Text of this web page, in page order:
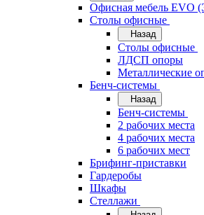
Офисная мебель EVO
Cтолы офисные
Назад
Cтолы офисные
ЛДСП опоры
Металлические
Бенч-системы
Назад
Бенч-системы
2 рабочих места
4 рабочих места
6 рабочих мест
Брифинг-приставки
Гардеробы
Шкафы
Стеллажи